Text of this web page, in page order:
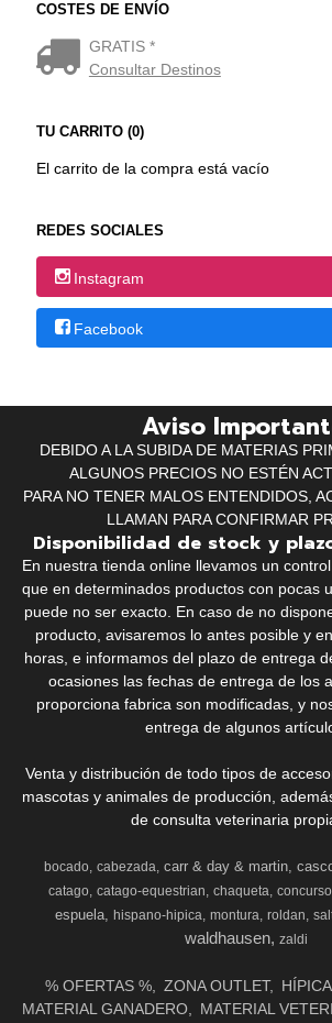
COSTES DE ENVÍO
GRATIS *
Consultar Destinos
TU CARRITO (0)
El carrito de la compra está vacío
REDES SOCIALES
Instagram
Facebook
Aviso
DEBIDO A LA SUBIDA DE MATERIAS
ALGUNOS PRECIOS NO ESTÉN
PARA NO TENER MALOS ENTENDIDOS,
LLAMAN PARA CONFIRMAR
Disponibilidad de stock y
En nuestra tienda online llevamos un
que en determinados productos con pocas
puede no ser exacto. En caso de no
producto, avisaremos lo antes posible y
horas, e informamos del plazo de entrega
ocasiones las fechas de entrega de los
proporciona fabrica son modificadas, y
entrega de algunos
Venta y distribución de todo tipos de
mascotas y animales de producción,
de consulta veterinaria propia
bocado cabezada carr & day & martin
catago catago-equestrian chaqueta concurso
espuela hispano-hipica montura roldan
waldhausen zaldi
% OFERTAS % ZONA OUTLET
MATERIAL GANADERO
MATERIAL